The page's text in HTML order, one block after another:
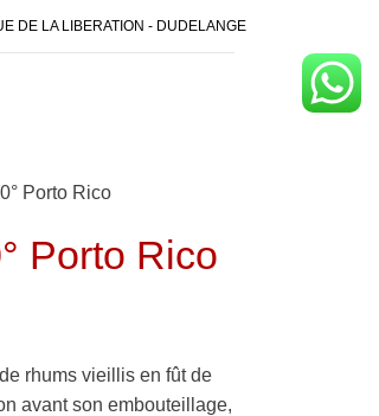
DE LA LIBERATION - DUDELANGE
Porto Rico
Porto Rico
rhums vieillis en fût de
avant son embouteillage,